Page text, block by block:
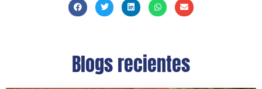
Blogs recientes